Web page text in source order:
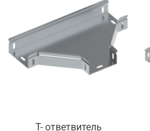
Т- ответвитель